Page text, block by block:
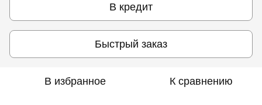
В кредит
Быстрый заказ
В избранное К сравнению